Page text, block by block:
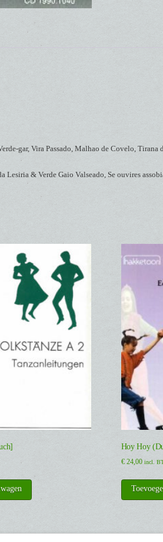
gar, Vira Passado, Malhao de Covelo,
& Verde Gaio Valseado, Se ouvires
Hoy Hoy
€24,00 incl.